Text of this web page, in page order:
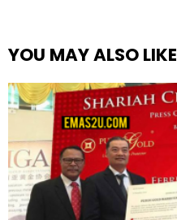
YOU MAY ALSO LIKE